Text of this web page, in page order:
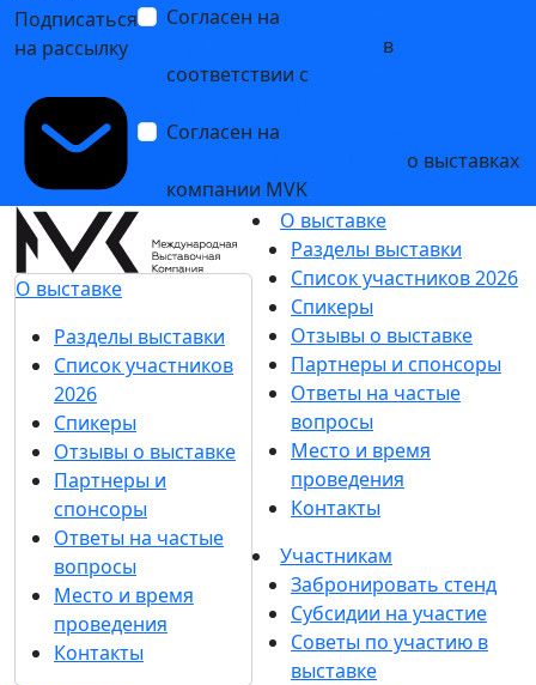
Подписаться
на рассылку
Согласен на
в
соответствии с
Согласен на
о выставках
компании MVK
О выставке
Разделы выставки
Список участников
2026
Спикеры
Отзывы о выставке
Партнеры и
спонсоры
Ответы на частые
вопросы
Место и время
проведения
Контакты
О выставке
Разделы выставки
Список участников 2026
Спикеры
Отзывы о выставке
Партнеры и спонсоры
Ответы на частые
вопросы
Место и время
проведения
Контакты
Участникам
Забронировать стенд
Субсидии на участие
Советы по участию в
выставке